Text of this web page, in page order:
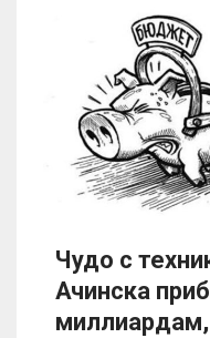
Чудо с
Ачинска
миллиардам,